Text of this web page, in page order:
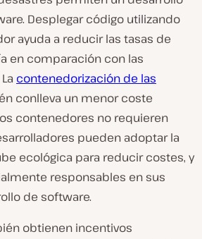
Desplegar código utilizando
ayuda a reducir las tasas de
en comparación con las
contenedorización de las
conlleva un menor coste
contenedores no requieren
pueden adoptar la
ecológica para reducir costes, y
responsables en sus
de software.
obtienen incentivos